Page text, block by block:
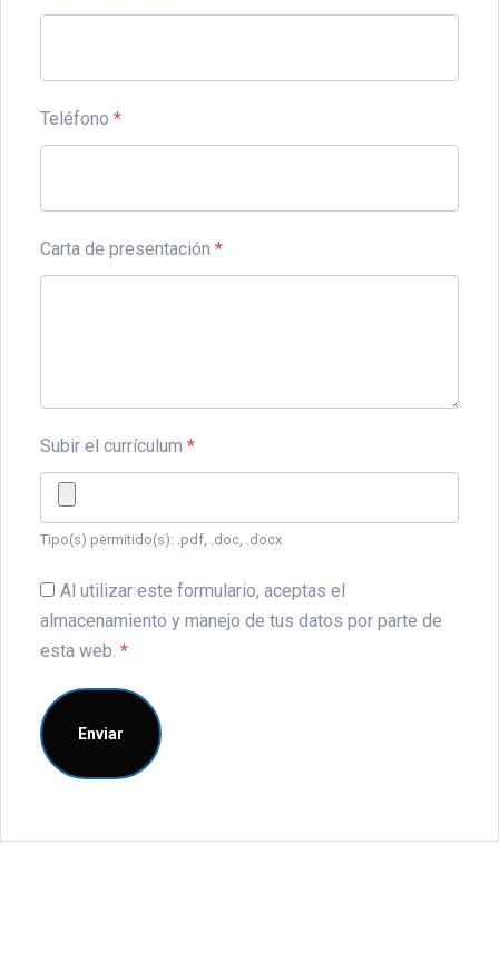
Teléfono *
Carta de presentación *
Subir el currículum *
Tipo(s) permitido(s): .pdf, .doc, .docx
Al utilizar este formulario, aceptas el
almacenamiento y manejo de tus datos por parte de
esta web. *